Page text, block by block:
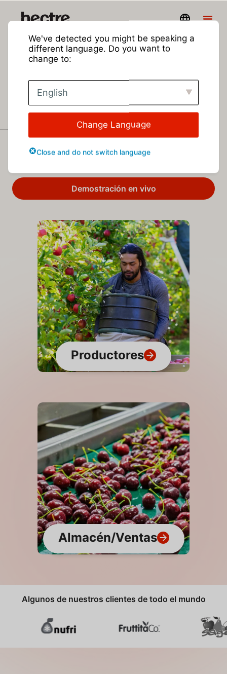
Toma mejores
decisiones para tu
fruta
Software práctico y fácil de usar para la gestión de
productores y envasadores.
Demostración en vivo
Productores
Almacén/Ventas
Algunos de nuestros clientes de todo el mundo
We've detected you might be speaking a
different language. Do you want to
change to:
English
Change Language
Close and do not switch language